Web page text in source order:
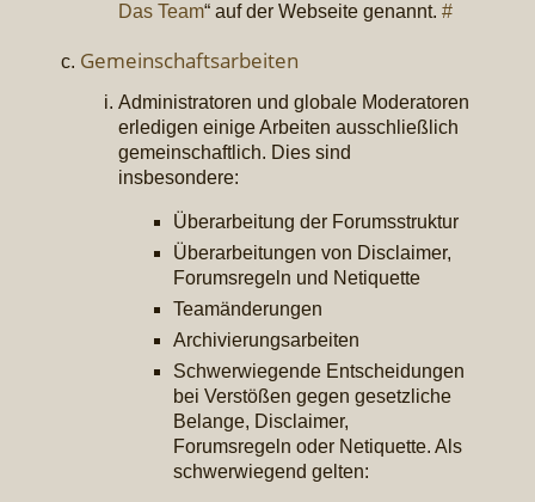
Das Team“ auf der Webseite genannt. #
Gemeinschaftsarbeiten
Administratoren und globale Moderatoren
erledigen einige Arbeiten ausschließlich
gemeinschaftlich. Dies sind
insbesondere:
Überarbeitung der Forumsstruktur
Überarbeitungen von Disclaimer,
Forumsregeln und Netiquette
Teamänderungen
Archivierungsarbeiten
Schwerwiegende Entscheidungen
bei Verstößen gegen gesetzliche
Belange, Disclaimer,
Forumsregeln oder Netiquette. Als
schwerwiegend gelten: